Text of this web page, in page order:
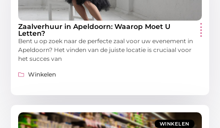
Zaalverhuur in Apeldoorn: Waarop Moet U
Letten?
Bent u op zoek naar de perfecte zaal voor uw evenement in
Apeldoorn? Het vinden van de juiste locatie is cruciaal voor
het succes van
Winkelen
WINKELEN